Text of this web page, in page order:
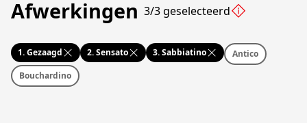
Afwerkingen 3/3 geselecteerd
1.Gezaagd 2.Sensato 3.Sabbiatino
Antico
Bouchardino